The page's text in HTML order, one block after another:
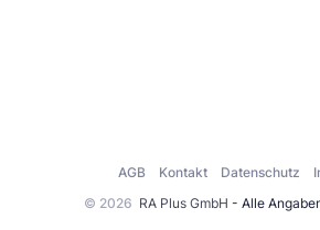
© 2026 RA Plus GmbH - Alle
AGB Kontakt Datenschutz